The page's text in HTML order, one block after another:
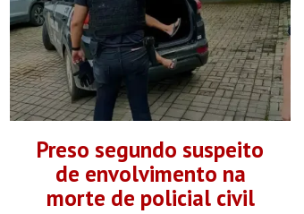
Preso segundo suspeito
de envolvimento na
morte de policial civil